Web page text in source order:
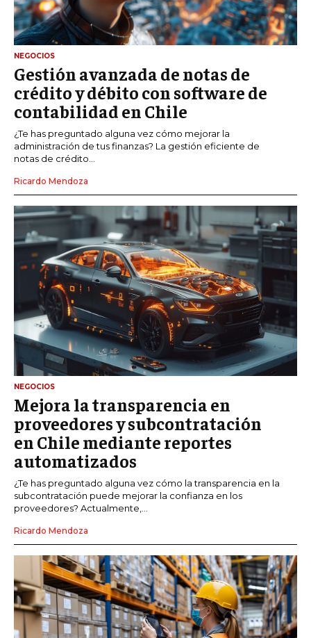
NEGOCIOS
Gestión avanzada de notas de
crédito y débito con software de
contabilidad en Chile
¿Te has preguntado alguna vez cómo mejorar la
administración de tus finanzas? La gestión eficiente de
notas de crédito...
Ricardo Mendoza
NEGOCIOS
Mejora la transparencia en
proveedores y subcontratación
en Chile mediante reportes
automatizados
¿Te has preguntado alguna vez cómo la transparencia en la
subcontratación puede mejorar la confianza en los
proveedores? Actualmente,...
Ricardo Mendoza